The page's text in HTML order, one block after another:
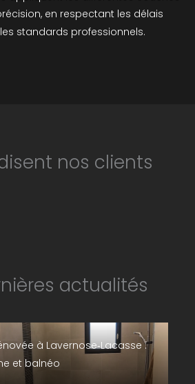
en respectant les délais
standards professionnels.
nos clients
actualités
à Lavernose‑Lacasse :
et balnéo